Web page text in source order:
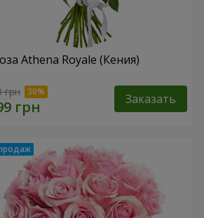
Athena Royale (Кения)
грн Заказать